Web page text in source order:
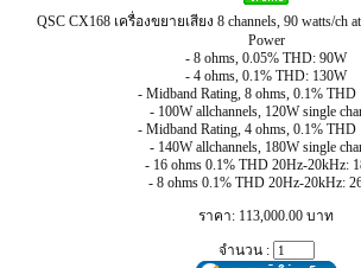
QSC CX168 เครื่องขยายเสียง 8 channels, 90 watts/ch
Power
- 8 ohms, 0.05% THD: 90W
- 4 ohms, 0.1% THD: 130W
- Midband Rating, 8 ohms, 0.1% THD
- 100W allchannels, 120W single
- Midband Rating, 4 ohms, 0.1% THD
- 140W allchannels, 180W single
- 16 ohms 0.1% THD 20Hz-20kHz:
- 8 ohms 0.1% THD 20Hz-20kHz:
ราคา: 113,000.00 บาท
จำนวน :